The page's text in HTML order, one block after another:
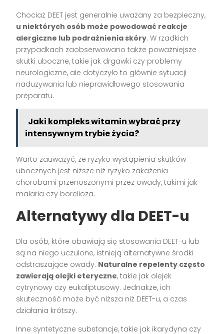
Chociaż DEET jest generalnie uważany za bezpieczny,
u niektórych osób może powodować reakcje
alergiczne lub podrażnienia skóry. W rzadkich
przypadkach zaobserwowano także poważniejsze
skutki uboczne, takie jak drgawki czy problemy
neurologiczne, ale dotyczyło to głównie sytuacji
nadużywania lub nieprawidłowego stosowania
preparatu.
Jaki kompleks witamin wybrać przy
intensywnym trybie życia?
Warto zauważyć, że ryzyko wystąpienia skutków
ubocznych jest niższe niż ryzyko zakażenia
chorobami przenoszonymi przez owady, takimi jak
malaria czy borelioza.
Alternatywy dla DEET-u
Dla osób, które obawiają się stosowania DEET-u lub
są na niego uczulone, istnieją alternatywne środki
odstraszające owady. Naturalne repelenty często
zawierają olejki eteryczne, takie jak olejek
cytrynowy czy eukaliptusowy. Jednakże, ich
skuteczność może być niższa niż DEET-u, a czas
działania krótszy.
Inne syntetyczne substancje, takie jak ikarydyna czy